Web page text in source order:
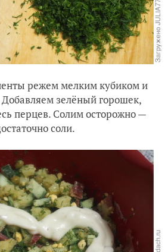
режем мелким кубиком и
зелёный горошек,
перцев. Солим осторожно —
соли.